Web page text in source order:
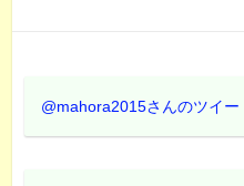
@mahora2015さんのツイー